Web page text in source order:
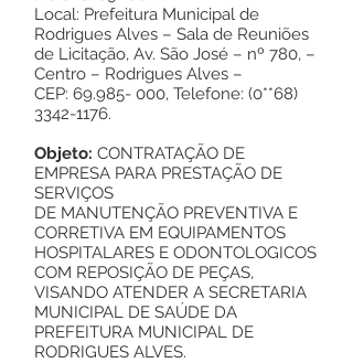
Local: Prefeitura Municipal de
Rodrigues Alves – Sala de Reuniões
de Licitação, Av. São José – nº 780, –
Centro – Rodrigues Alves –
CEP: 69.985- 000, Telefone: (0**68)
3342-1176.
Objeto: CONTRATAÇÃO DE
EMPRESA PARA PRESTAÇÃO DE
SERVIÇOS
DE MANUTENÇÃO PREVENTIVA E
CORRETIVA EM EQUIPAMENTOS
HOSPITALARES E ODONTOLOGICOS
COM REPOSIÇÃO DE PEÇAS,
VISANDO ATENDER A SECRETARIA
MUNICIPAL DE SAÚDE DA
PREFEITURA MUNICIPAL DE
RODRIGUES ALVES.